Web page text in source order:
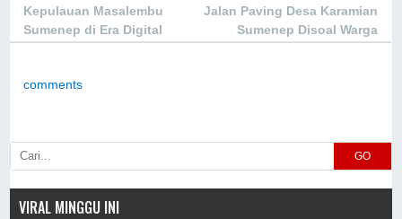
Kepulauan Masalembu
Sumenep di Era Digital
Jalan Paving Desa Karamian
Sumenep Disoal Warga
comments
GO
VIRAL MINGGU INI